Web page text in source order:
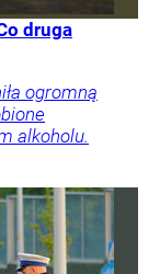
druga
ogromną
alkoholu.